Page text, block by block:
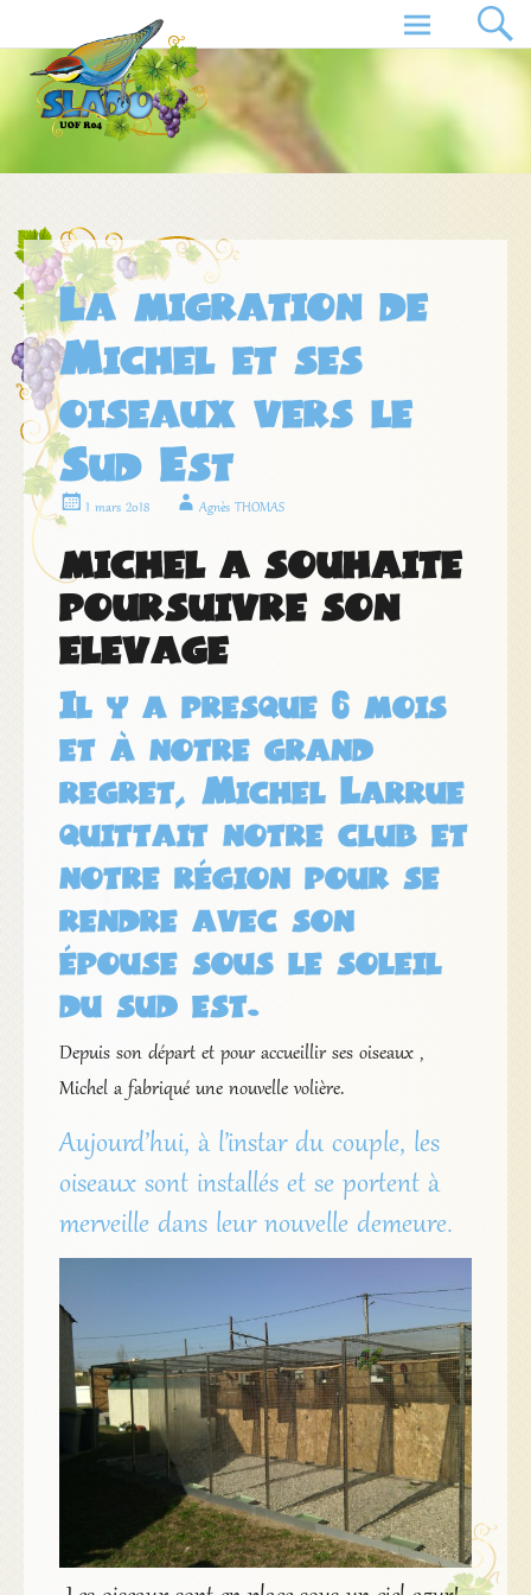
contenu
La migration de
Michel et ses
oiseaux vers le
Sud Est
1 mars 2018 Agnès THOMAS
MICHEL A SOUHAITE
POURSUIVRE SON
ELEVAGE
Il y a presque 6 mois
et à notre grand
regret, Michel Larrue
quittait notre club et
notre région pour se
rendre avec son
épouse sous le soleil
du sud est.
Depuis son départ et pour accueillir ses oiseaux ,
Michel a fabriqué une nouvelle volière.
Aujourd’hui, à l’instar du couple, les
oiseaux sont installés et se portent à
merveille dans leur nouvelle demeure.